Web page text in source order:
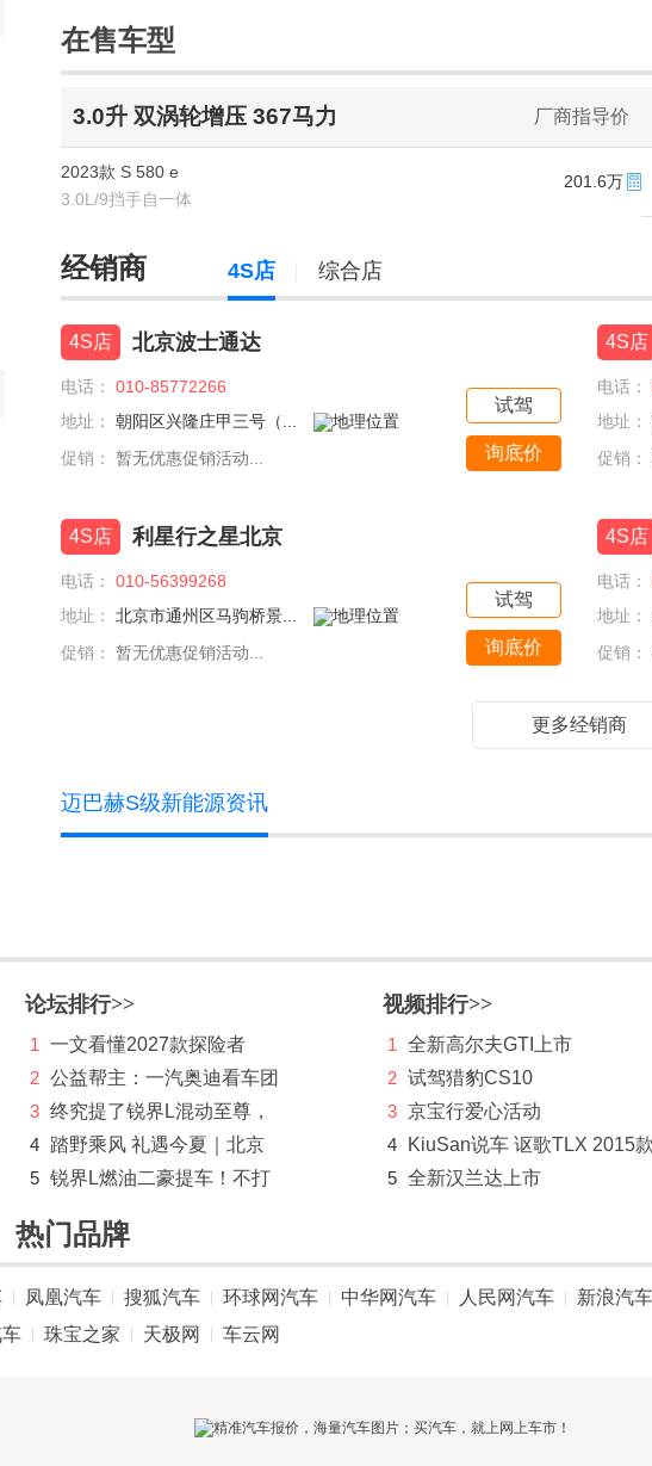
在售车型
3.0升 双涡轮增压 367马力 厂商指导价
2023款 S 580 e
3.0L/9挡手自一体
201.6万
经销商 4S店 综合店
4S店 北京波士通达
电话：
010-85772266
地址：
朝阳区兴隆庄甲三号（...
促销：
暂无优惠促销活动...
试驾
询底价
4S店
电话：
地址：
促销：
4S店 利星行之星北京
电话：
010-56399268
地址：
北京市通州区马驹桥景...
促销：
暂无优惠促销活动...
试驾
询底价
4S店
电话：
地址：
促销：
更多经销商
迈巴赫S级新能源资讯
论坛排行>>
1
一文看懂2027款探险者
2 公益帮主：一汽奥迪看车团
3 终究提了锐界L混动至尊，
4 踏野乘风 礼遇今夏｜北京
5 锐界L燃油二豪提车！不打
视频排行>>
1
全新高尔夫GTI上市
2 试驾猎豹CS10
3 京宝行爱心活动
4
KiuSan说车 讴歌TLX 2015款
5 全新汉兰达上市
热门品牌
凤凰汽车 搜狐汽车 环球网汽车 中华网汽车 人民网汽车 新浪汽车
珠宝之家 天极网 车云网